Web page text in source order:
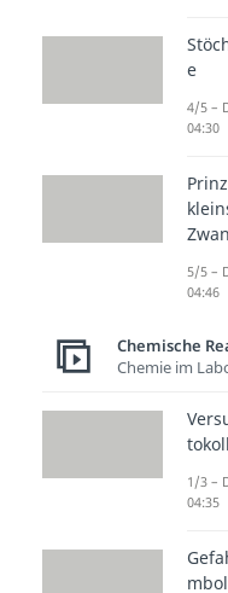
der
Die
also
Eine
ist
der
ist
e
4/5 –
04:30
5/5 –
04:46
Chemische
Chemie im
tokoll
1/3 –
04:35